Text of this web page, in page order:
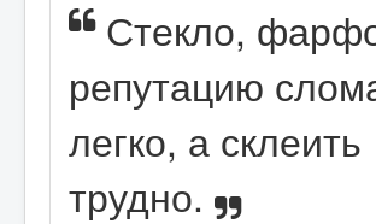
Поиск
Стекло,
репутацию
легко, а склеить
трудно.